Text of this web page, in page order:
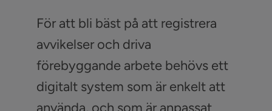
För att bli bäst på att registrera
avvikelser och driva
förebyggande arbete behövs ett
digitalt system som är enkelt att
använda, och som är anpassat